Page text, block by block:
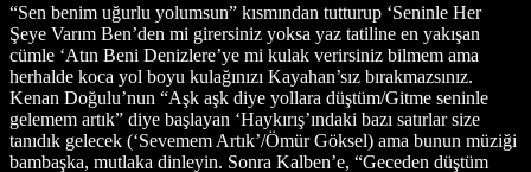
“Sen benim uğurlu yolumsun” kısmından tutturup ‘Seninle Her
Şeye Varım Ben’den mi girersiniz yoksa yaz tatiline en yakışan
cümle ‘Atın Beni Denizlere’ye mi kulak verirsiniz bilmem ama
herhalde koca yol boyu kulağınızı Kayahan’sız bırakmazsınız.
Kenan Doğulu’nun “Aşk aşk diye yollara düştüm/Gitme seninle
gelemem artık” diye başlayan ‘Haykırış’ındaki bazı satırlar size
tanıdık gelecek (‘Sevemem Artık’/Ömür Göksel) ama bunun müziği
bambaşka, mutlaka dinleyin. Sonra Kalben’e, “Geceden düştüm